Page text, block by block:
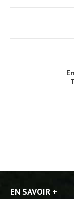
EN SAVOIR +